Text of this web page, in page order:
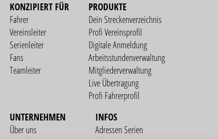
KONZIPIERT FÜR
Fahrer
Vereinsleiter
Serienleiter
Fans
Teamleiter
PRODUKTE
Dein Streckenverzeichnis
Profi Vereinsprofil
Digitale Anmeldung
Arbeitsstundenverwaltung
Mitgliederverwaltung
Live Übertragung
Profi Fahrerprofil
UNTERNEHMEN
Über uns
INFOS
Adressen Serien